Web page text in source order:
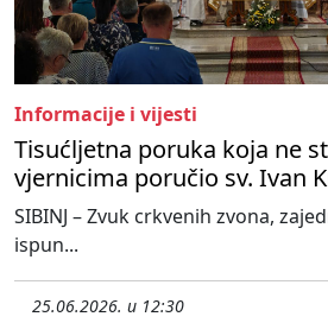
Informacije i vijesti
Tisućljetna poruka koja ne
vjernicima poručio sv. Ivan
SIBINJ – Zvuk crkvenih zvona,
ispun...
25.06.2026. u 12:30